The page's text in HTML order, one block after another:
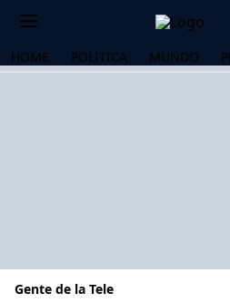
HOME POLÍTICA MUNDO
Gente de la Tele